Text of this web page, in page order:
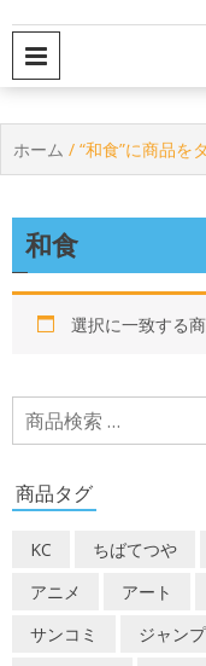
ホーム / “和食”に商品を
和食
選択に一致する
検
索
象:
商品タグ
KC ちばてつや
アニメ
アート
サンコミ
ジャンプ